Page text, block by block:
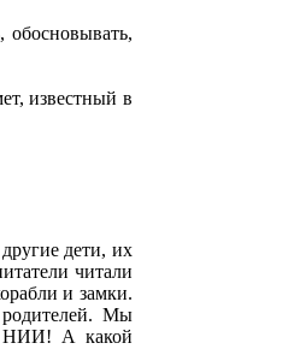
известный в
дети, их
читали
и замки.
Мы
НИИ! А какой